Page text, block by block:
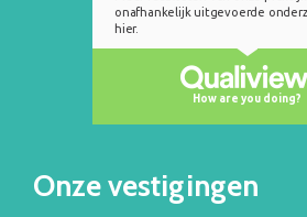
Onze vestigingen